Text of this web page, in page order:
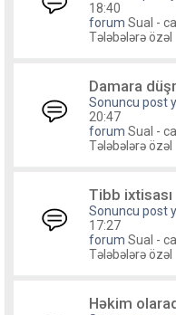
18:40
forum Sual -
Tələbələrə özəl
Damara
Sonuncu post
20:47
forum Sual -
Tələbələrə özəl
Tibb ixtisası
Sonuncu post
17:27
forum Sual -
Tələbələrə özəl
Həkim